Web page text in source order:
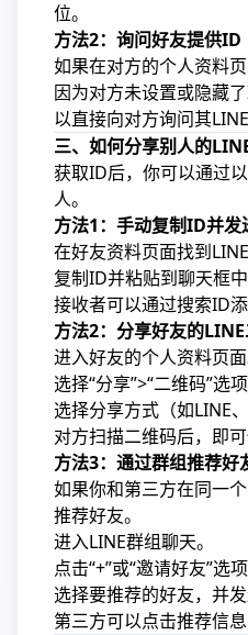
位。
方法2：询问好友提供ID
如果在对方的个人资料
因为对方未设置或隐藏
以直接向对方询问其LINE
三、如何分享别人的
获取ID后，你可以通过
人。
方法1：手动复制ID并发
在好友资料页面找到LINE
复制ID并粘贴到聊天框
接收者可以通过搜索ID添
方法2：分享好友的
进入好友的个人资料页面
选择“分享”>“二维码”选项
选择分享方式（如LINE
对方扫描二维码后，即可
方法3：通过群组推荐好
如果你和第三方在同一
推荐好友。
进入LINE群组聊天。
点击“+”或“邀请好友”选项
选择要推荐的好友，并发
第三方可以点击推荐信